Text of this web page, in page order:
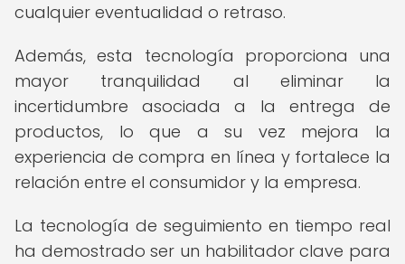
cualquier eventualidad o retraso.
Además, esta tecnología proporciona una
mayor tranquilidad al eliminar la
incertidumbre asociada a la entrega de
productos, lo que a su vez mejora la
experiencia de compra en línea y fortalece la
relación entre el consumidor y la empresa.
La tecnología de seguimiento en tiempo real
ha demostrado ser un habilitador clave para